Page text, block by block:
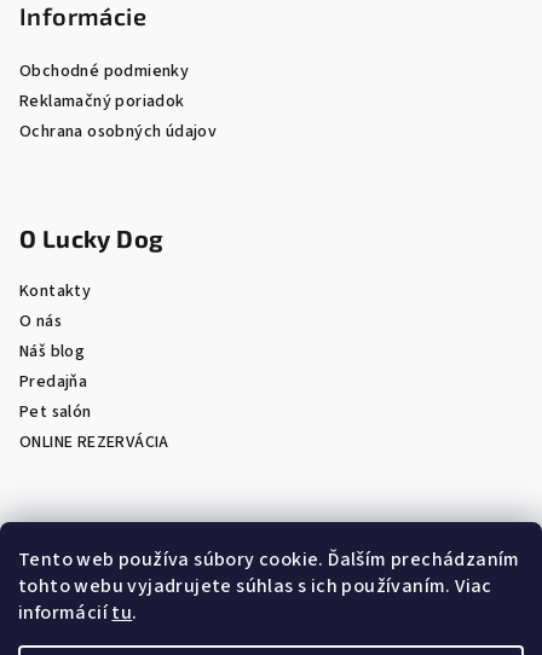
Tento web používa súbory cookie. Ďalším prechádzaním
tohto webu vyjadrujete súhlas s ich používaním. Viac
informáciítu.
Informácie
Obchodné podmienky
Reklamačný poriadok
Ochrana osobných údajov
O Lucky Dog
Kontakty
O nás
Náš blog
Predajňa
Pet salón
ONLINE REZERVÁCIA
Prijímame online platby